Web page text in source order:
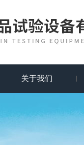
关于我们